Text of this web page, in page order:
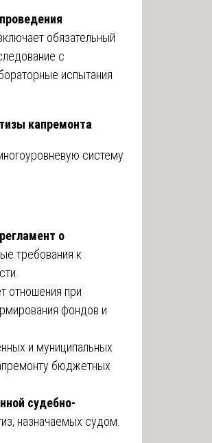
обязательный
с
испытания
капремонта
систему
о
требования к
отношения при
фондов и
и муниципальных
бюджетных
судебно-
назначаемых судом.